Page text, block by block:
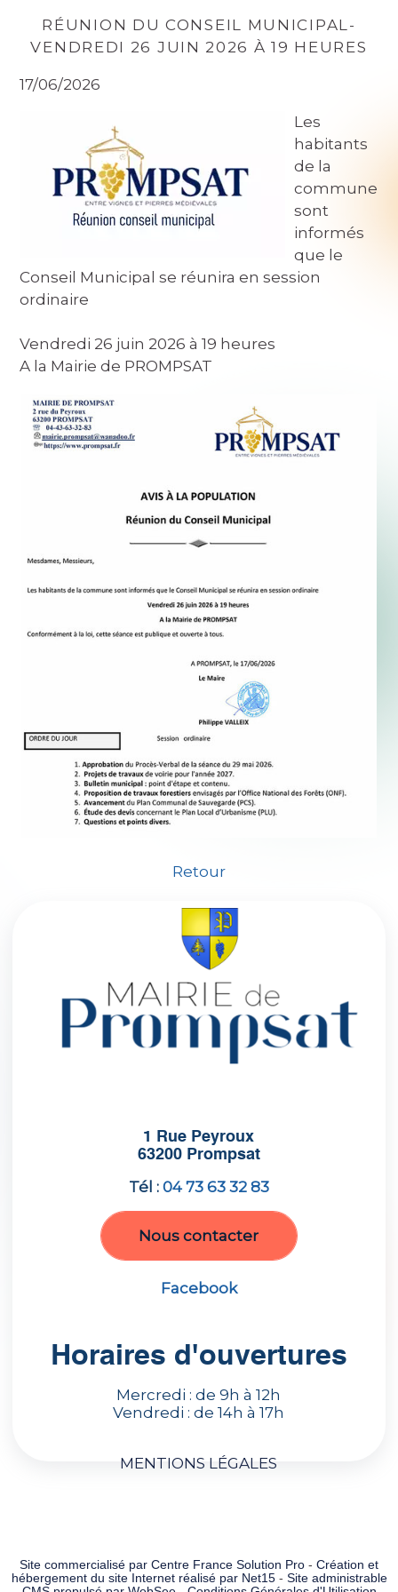
RÉUNION DU CONSEIL MUNICIPAL-
VENDREDI 26 JUIN 2026 À 19 HEURES
17/06/2026
Les
habitants
de la
commune
sont
informés
que le
Conseil Municipal se réunira en session
ordinaire
Vendredi 26 juin 2026 à 19 heures
A la Mairie de PROMPSAT
Retour
1 Rue Peyroux
63200 Prompsat
Tél : 04 73 63 32 83
Nous contacter
Facebook
Horaires d'ouvertures
Mercredi : de 9h à 12h
Vendredi : de 14h à 17h
MENTIONS LÉGALES
Site commercialisé par Centre France Solution Pro - Création et
hébergement du site Internet réalisé par Net15- Site administrable